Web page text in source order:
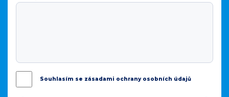
Souhlasím se zásadami ochrany osobních údajů